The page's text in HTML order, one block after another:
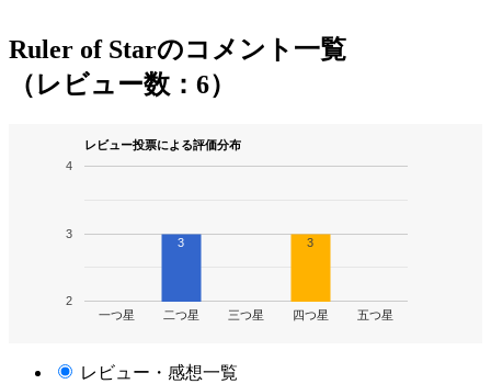
Ruler of Starのコメント一覧
（レビュー数：6）
レビュー投票による評価分布
一つ星 二つ星 三つ星 四つ星 五つ星
2
3
4
3 3
レビュー・感想一覧